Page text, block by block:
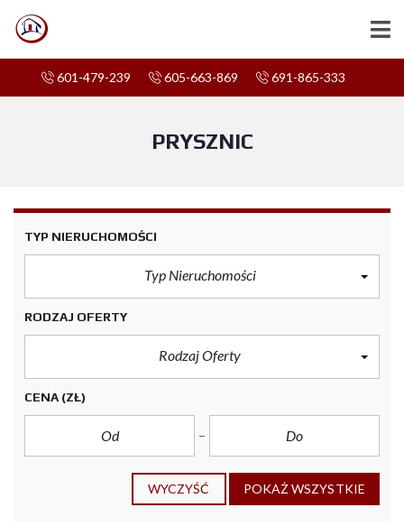
601-479-239 605-663-869 691-865-333
PRYSZNIC
TYP NIERUCHOMOŚCI
Typ Nieruchomości
RODZAJ OFERTY
Rodzaj Oferty
CENA (ZŁ)
WYCZYŚĆ POKAŻ WSZYSTKIE